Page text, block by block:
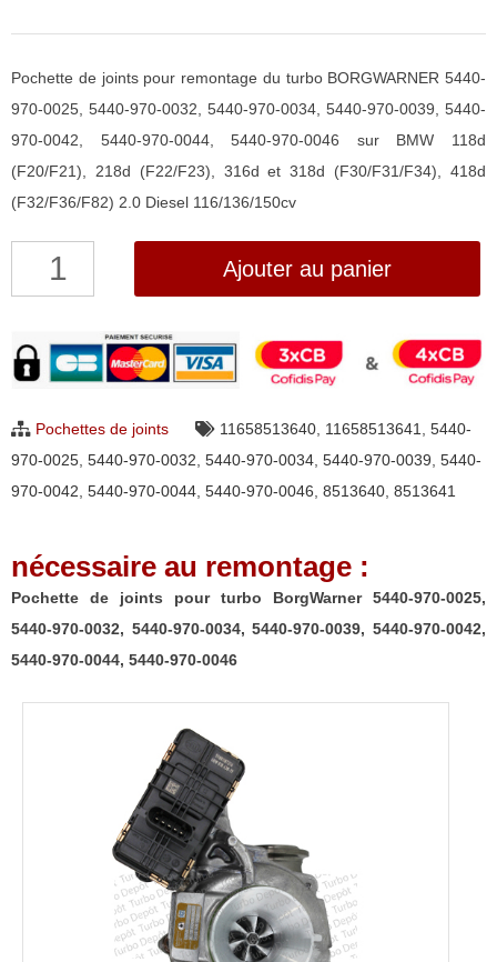
Pochette de joints pour remontage du turbo BORGWARNER 5440-
970-0025, 5440-970-0032, 5440-970-0034, 5440-970-0039, 5440-
970-0042, 5440-970-0044, 5440-970-0046 sur BMW 118d
(F20/F21), 218d (F22/F23), 316d et 318d (F30/F31/F34), 418d
(F32/F36/F82) 2.0 Diesel 116/136/150cv
quantité
de
joints
turbo
BorgWarner
0025,
5440-
970-
0032,
Ajouter au panier
Pochettes de joints 11658513640, 11658513641, 5440-
970-0025, 5440-970-0032, 5440-970-0034, 5440-970-0039, 5440-
970-0042, 5440-970-0044, 5440-970-0046, 8513640, 8513641
nécessaire au remontage :
Pochette de joints pour turbo BorgWarner 5440-970-0025,
5440-970-0032, 5440-970-0034, 5440-970-0039, 5440-970-0042,
5440-970-0044, 5440-970-0046